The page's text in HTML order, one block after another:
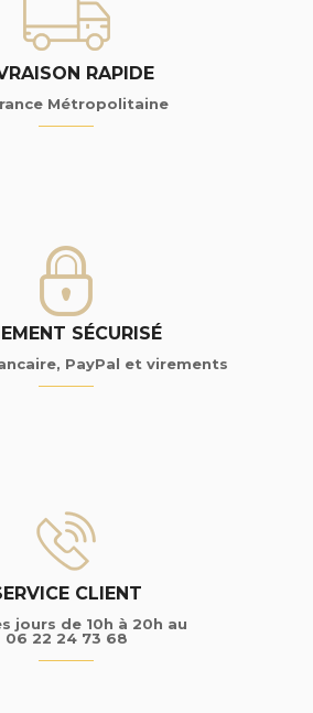
RAPIDE
Métropolitaine
SÉCURISÉ
PayPal et virements
CLIENT
jours de 10h à 20h au
06 22 24 73 68